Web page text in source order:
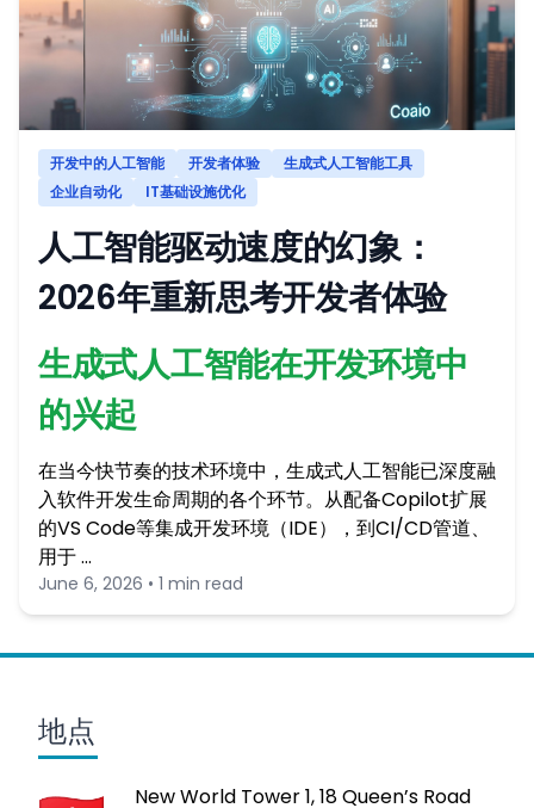
开发中的人工智能 开发者体验
生成式人工智能工具
企业自动化
IT基础设施优化
人工智能驱动速度的幻象：
2026年重新思考开发者体验
生成式人工智能在开发环境中
的兴起
在当今快节奏的技术环境中，生成式人工智能已深度融
入软件开发生命周期的各个环节。从配备Copilot扩展
的VS Code等集成开发环境（IDE），到CI/CD管道、
用于 …
June 6, 2026 • 1 min read
地点
New World Tower 1, 18 Queen’s Road